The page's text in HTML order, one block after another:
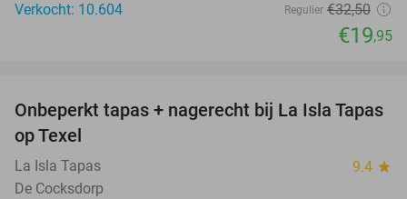
Verkocht: 10.604
Regulier €32,50
€19,95
26%
Onbeperkt tapas + nagerecht bij La Isla Tapas
op Texel
La Isla Tapas 9.4 star
De Cocksdorp